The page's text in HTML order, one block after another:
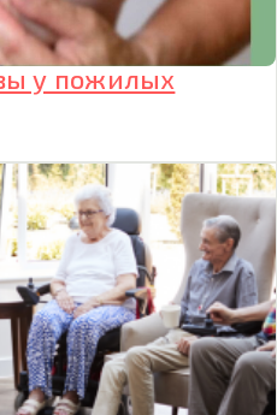
у пожилых